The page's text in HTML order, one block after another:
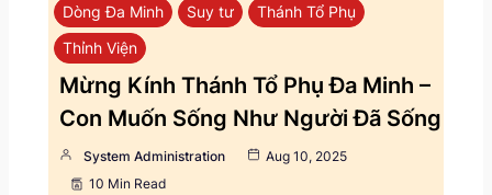
Dòng Đa Minh Suy tư
Thánh Tổ Phụ
Thỉnh Viện
Mừng Kính Thánh Tổ Phụ Đa Minh –
Con Muốn Sống Như Người Đã Sống
System Administration
Aug 10, 2025
10 Min Read